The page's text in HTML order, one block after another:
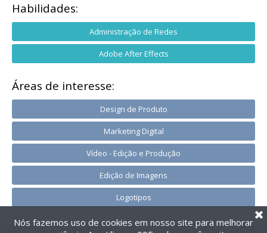
Habilidades:
Administração de Redes
Adobe After Effects
Áreas de interesse:
Design de Produto
Marketing Digital
Vídeo - Edição e Produção
Edição de Imagens
Logotipos
Nós fazemos uso de cookies em nosso site para melhorar